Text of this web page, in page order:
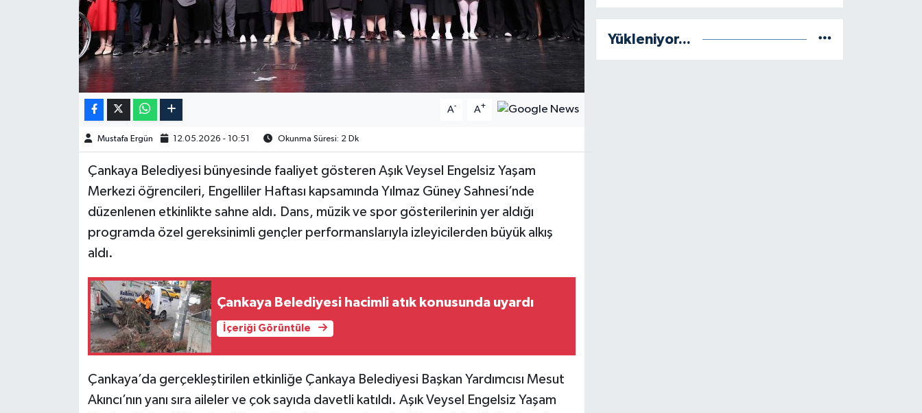
A- A+
Mustafa Ergün 12.05.2026 - 10:51 Okunma Süresi: 2 Dk
Çankaya Belediyesi bünyesinde faaliyet gösteren Aşık Veysel Engelsiz Yaşam
Merkezi öğrencileri, Engelliler Haftası kapsamında Yılmaz Güney Sahnesi’nde
düzenlenen etkinlikte sahne aldı. Dans, müzik ve spor gösterilerinin yer aldığı
programda özel gereksinimli gençler performanslarıyla izleyicilerden büyük alkış
aldı.
Çankaya Belediyesi hacimli atık konusunda uyardı
İçeriği Görüntüle
Çankaya’da gerçekleştirilen etkinliğe Çankaya Belediyesi Başkan Yardımcısı Mesut
Akıncı’nın yanı sıra aileler ve çok sayıda davetli katıldı. Aşık Veysel Engelsiz Yaşam
Yükleniyor...
Hava Durumu
Kim kimdir?
Kültür Sanat
Televizyon
Yaşam-Çevre